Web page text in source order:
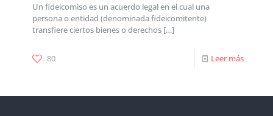
Un fideicomiso es un acuerdo legal en el cual una
persona o entidad (denominada fideicomitente)
transfiere ciertos bienes o derechos […]
80 Leer más